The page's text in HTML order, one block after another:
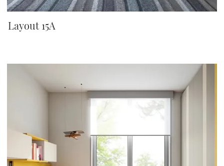
Layout 15A